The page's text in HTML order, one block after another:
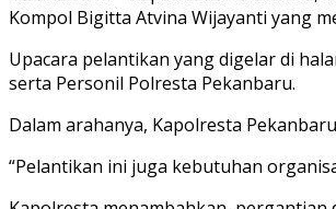
Kompol Bigitta Atvina Wijayanti yang
Upacara pelantikan yang digelar di
serta Personil Polresta Pekanbaru.
Dalam arahanya, Kapolresta
“Pelantikan ini juga kebutuhan